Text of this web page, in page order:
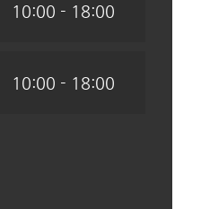
10:00 - 18:00
10:00 - 18:00